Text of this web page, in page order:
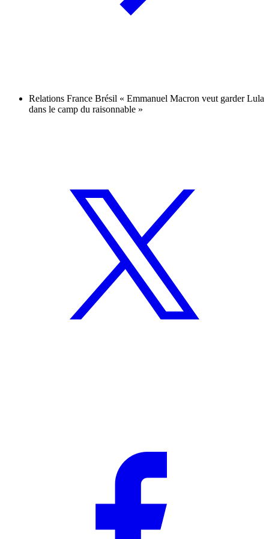
Relations France Brésil « Emmanuel Macron veut garder Lula
dans le camp du raisonnable »